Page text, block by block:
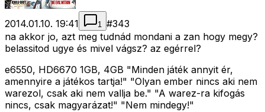
2014.01.10. 19:41 1 #343
na akkor jo, azt meg tudnád mondani a zan hogy megy?
belassitod ugye és mivel vágsz? az egérrel?
e6550, HD6670 1GB, 4GB "Minden játék annyit ér,
amennyire a játékos tartja!" "Olyan ember nincs aki nem
warezol, csak aki nem vallja be." "A warez-ra kifogás
nincs, csak magyarázat!" "Nem mindegy!"